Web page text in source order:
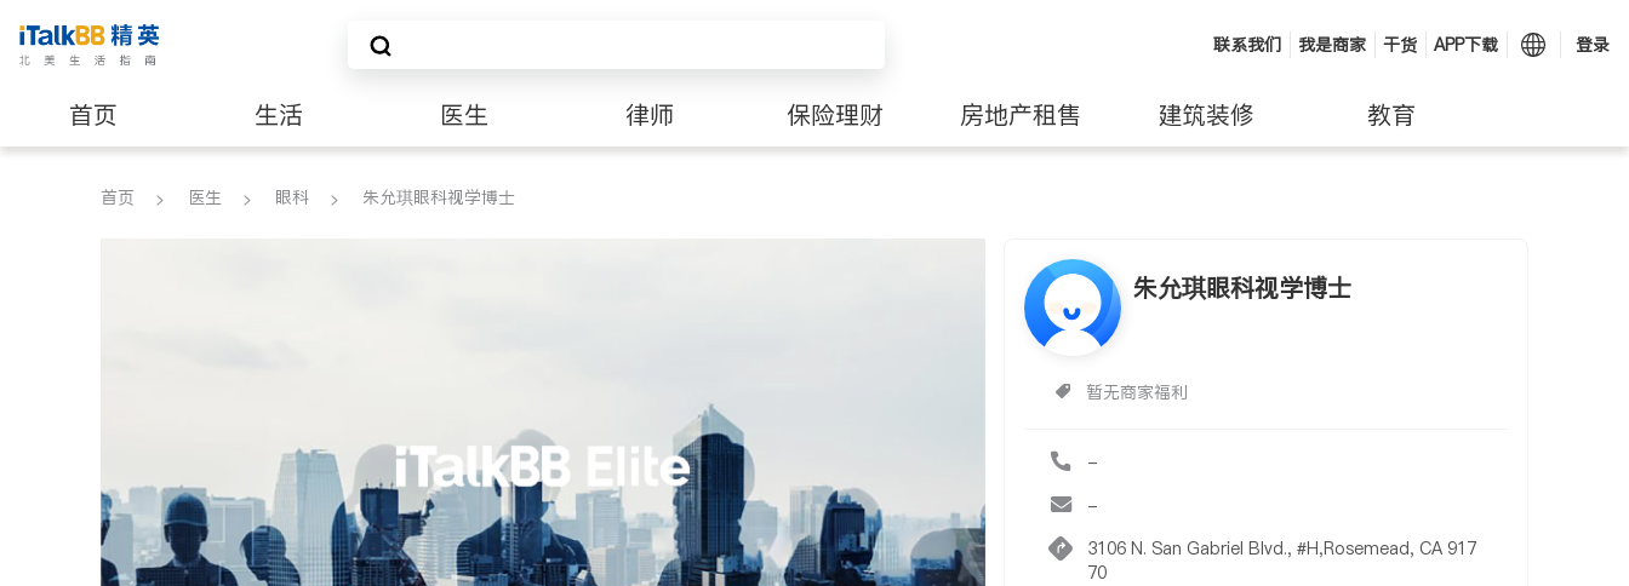
联系我们 我是商家 干货 APP下载 登录
首页 生活 医生 律师 保险理财 房地产租售 建筑装修 教育
养老 非盈利组织
首页 医生 眼科 朱允琪眼科视学博士
朱允琪眼科视学博士
暂无商家福利
-
-
3106 N. San Gabriel Blvd., #H,Rosemead, CA 917
70